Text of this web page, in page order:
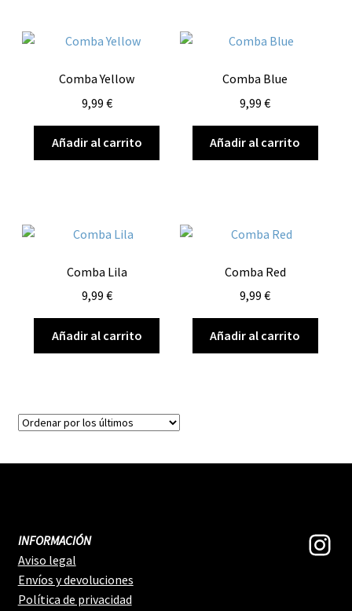
Comba Yellow
9,99 €
Añadir al carrito
Comba Blue
9,99€
Añadir al carrito
Comba Lila
9,99 €
Añadir al carrito
Comba Red
9,99€
Añadir al carrito
INFORMACIÓN
Aviso legal
Envíos y devoluciones
Política de privacidad